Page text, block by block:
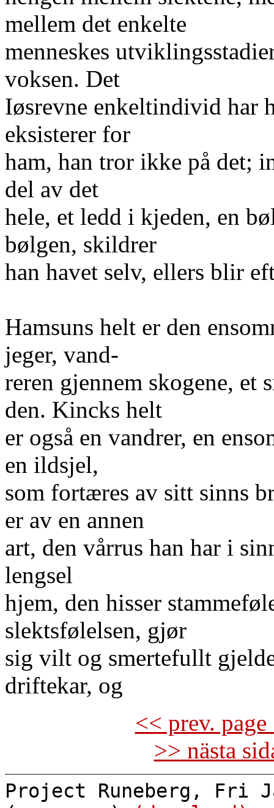
mellem det enkelte
menneskes
voksen. Det
Iøsrevne enkeltindivid har
eksisterer for
ham, han tror ikke på det;
del av det
hele, et ledd i kjeden, en
bølgen, skildrer
han havet selv, ellers blir
Hamsuns helt er den
jeger, vand-
reren gjennem skogene, et
den. Kincks helt
er også en vandrer, en
en ildsjel,
som fortæres av sitt sinns
er av en annen
art, den vårrus han har i
lengsel
hjem, den hisser
slektsfølelsen, gjør
sig vilt og smertefullt
driftekar, og
<< prev.
>> nästa
Project Runeberg, Fri